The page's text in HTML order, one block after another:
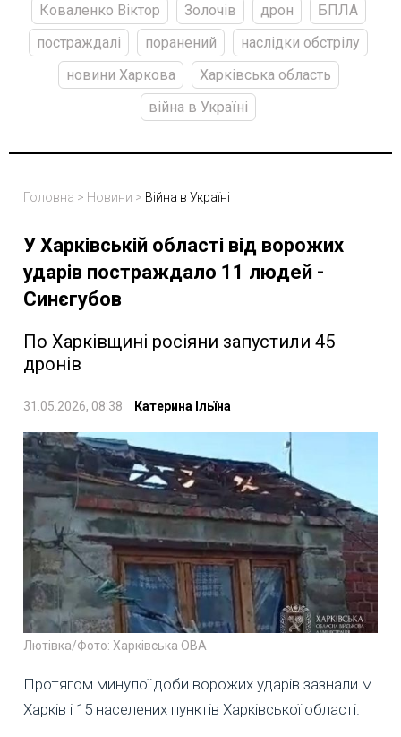
Коваленко Віктор Золочів дрон
БПЛА
постраждалі
поранений
наслідки обстрілу
новини Харкова
Харківська область
війна в Україні
Головна > Новини > Війна в Україні
У Харківській області від ворожих
ударів постраждало 11 людей -
Синєгубов
По Харківщині росіяни запустили 45
дронів
31.05.2026, 08:38 Катерина Ільїна
Лютівка/Фото: Харківська ОВА
Протягом минулої доби ворожих ударів зазнали м.
Харків і 15 населених пунктів Харківської області.